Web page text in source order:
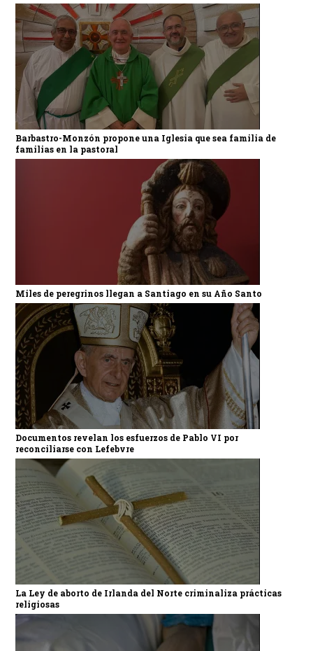
Barbastro-Monzón propone una Iglesia que sea familia de
familias en la pastoral
Miles de peregrinos llegan a Santiago en su Año Santo
Documentos revelan los esfuerzos de Pablo VI por
reconciliarse con Lefebvre
La Ley de aborto de Irlanda del Norte criminaliza prácticas
religiosas